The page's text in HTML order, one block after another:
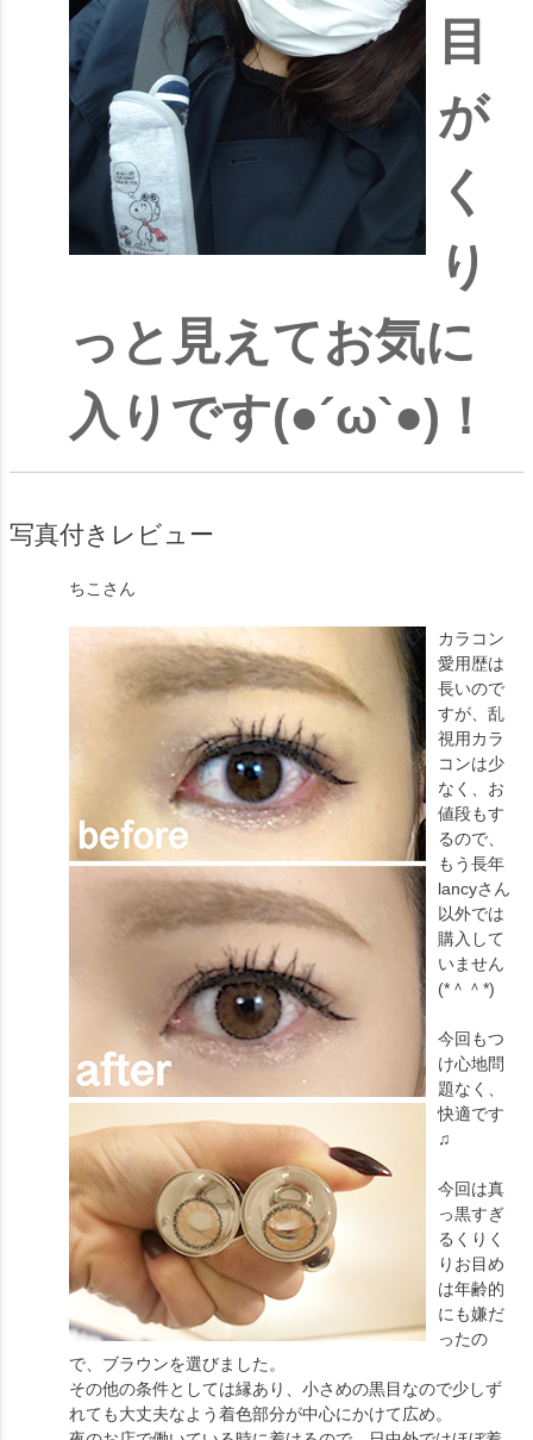
目
が
く
り
っと見えてお気に
入りです(●´ω`●)！
写真付きレビュー
ちこ さん
カラコン
愛用歴は
長いので
すが、乱
視用カラ
コンは少
なく、お
値段もす
るので、
もう長年
lancyさん
以外では
購入して
いません
(*＾＾*)
今回もつ
け心地問
題なく、
快適です
♫
今回は真
っ黒すぎ
るくりく
りお目め
は年齢的
にも嫌だ
ったの
で、ブラウンを選びました。
その他の条件としては縁あり、小さめの黒目なので少しず
れても大丈夫なよう着色部分が中心にかけて広め。